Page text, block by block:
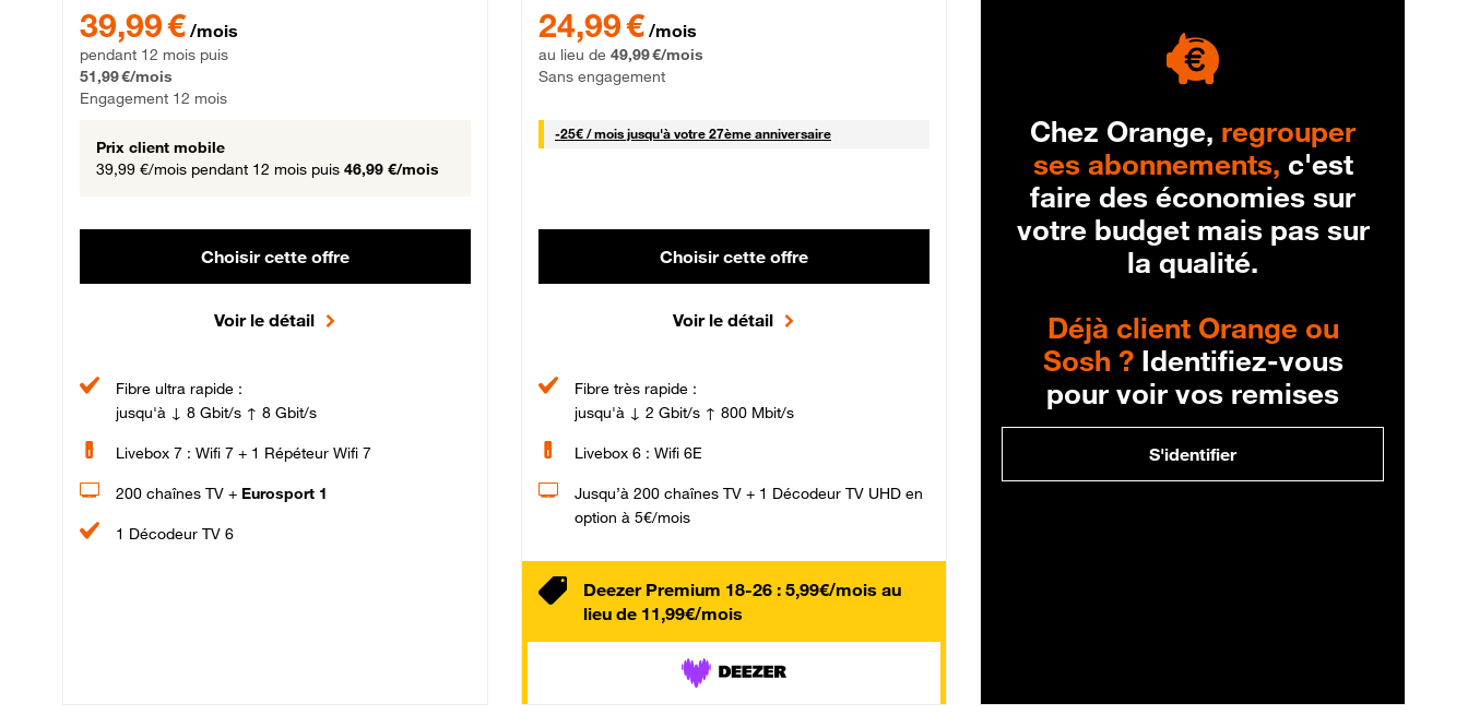
39,99 € /mois
pendant 12 mois puis
51,99 €/mois
Engagement 12 mois
Prix client mobile
39,99 €/mois pendant 12 mois puis 46,99 €/mois
Choisir cette offre
Voir le détail
Fibre ultra rapide :
jusqu'à ↓ 8 Gbit/s ↑ 8 Gbit/s
Livebox 7 : Wifi 7 + 1 Répéteur Wifi 7
200 chaînes TV + Eurosport 1
1 Décodeur TV 6
24,99 € /mois
au lieu de 49,99 €/mois
Sans engagement
-25€ / mois25 € par mois
jusqu'à votre 27ème anniversaire
Choisir cette offre
Voir le détail
Fibre très rapide :
jusqu'à ↓ 2 Gbit/s ↑ 800 Mbit/s
Livebox 6 : Wifi 6E
Jusqu’à 200 chaînes TV + 1 Décodeur TV UHD en
option à 5€/mois
Deezer Premium 18-26 : 5,99€/mois au
lieu de 11,99€/mois
Chez Orange, regrouper
ses abonnements, c'est
faire des économies sur
votre budget mais pas sur
la qualité.
Déjà client Orange ou
Sosh ?Identifiez-vous
pour voir vos remises
S'identifier